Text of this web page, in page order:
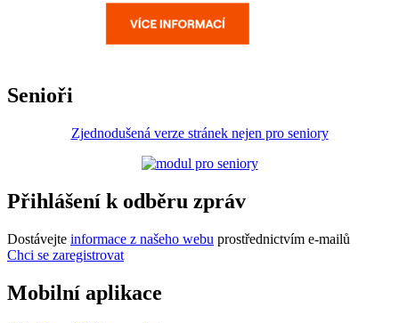
Senioři
Zjednodušená verze stránek nejen pro seniory
Přihlášení k odběru zpráv
Dostávejte informace z našeho webu prostřednictvím e-mailů
Chci se zaregistrovat
Mobilní aplikace